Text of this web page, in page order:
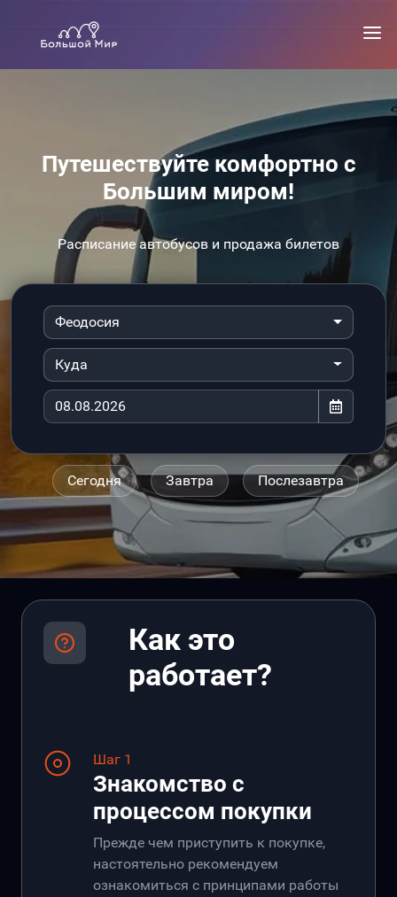
Путешествуйте комфортно с
Большим миром!
Расписание автобусов и продажа билетов
Феодосия
Куда
Сегодня Завтра Послезавтра
Как это
работает?
Шаг 1
Знакомство с
процессом покупки
Прежде чем приступить к покупке,
настоятельно рекомендуем
ознакомиться с принципами работы